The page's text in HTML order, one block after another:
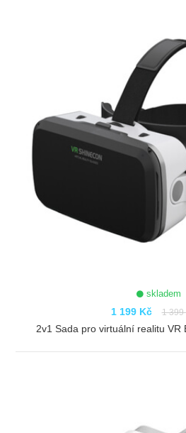
skladem
1 199 Kč 1 399
2v1 Sada pro virtuální realitu VR